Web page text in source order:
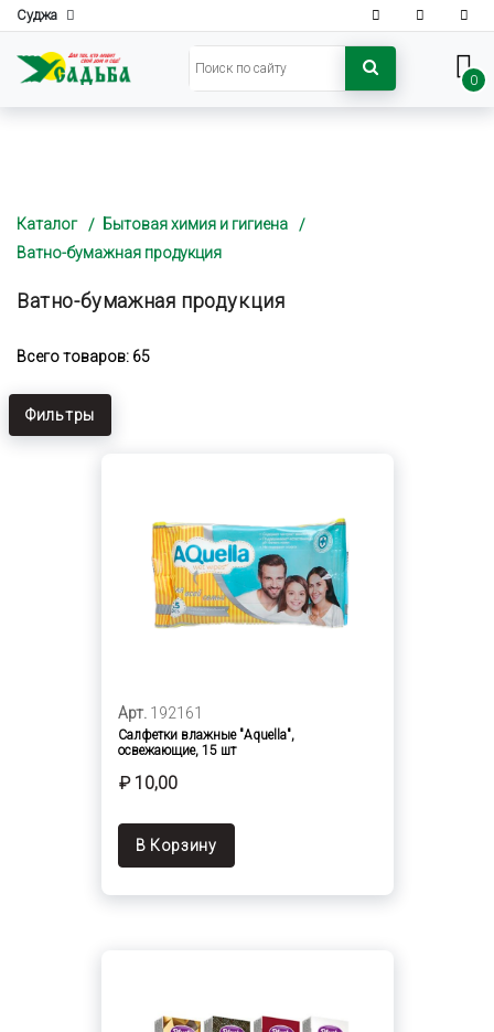
Суджа
0
Каталог
Бытовая химия и гигиена
Ватно-бумажная продукция
Ватно-бумажная продукция
Всего товаров: 65
Фильтры
Арт. 192161
Салфетки влажные "Aquella",
освежающие, 15 шт
₽ 10,00
В Корзину